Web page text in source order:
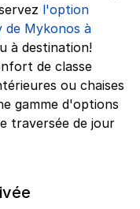
l'option
de Mykonos à
à destination!
de classe
ou chaises
gamme d'options
traversée de jour